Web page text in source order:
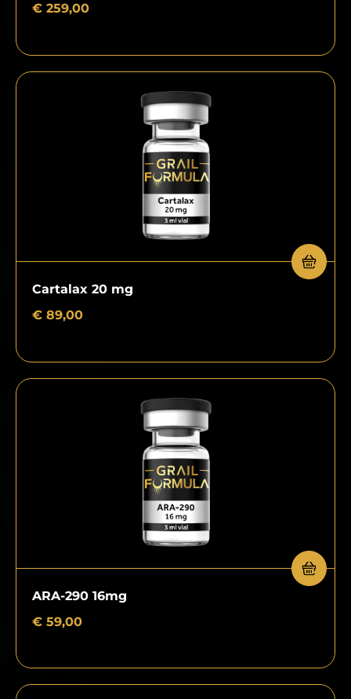
€ 259,00
Cartalax 20 mg
€ 89,00
ARA-290 16mg
€ 59,00